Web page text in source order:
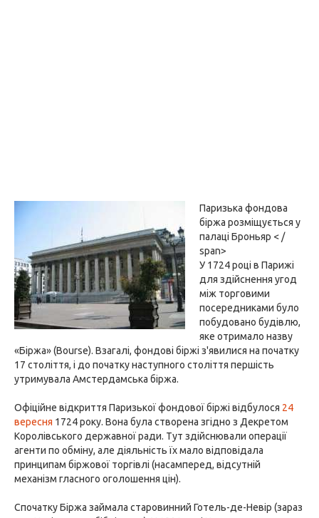
Паризька фондова
біржа розміщується у
палаці Броньяр < /
span>
У 1724 році в Парижі
для здійснення угод
між торговими
посередниками було
побудовано будівлю,
яке отримало назву
«Біржа» (Bourse). Взагалі, фондові біржі з'явилися на початку
17 століття, і до початку наступного століття першість
утримувала Амстердамська біржа.
Офіційне відкриття Паризької фондової біржі відбулося 24
вересня 1724 року. Вона була створена згідно з Декретом
Королівського державної ради. Тут здійснювали операції
агенти по обміну, але діяльність їх мало відповідала
принципам біржової торгівлі (насамперед, відсутній
механізм гласного оголошення цін).
Спочатку Біржа займала старовинний Готель-де-Невір (зараз